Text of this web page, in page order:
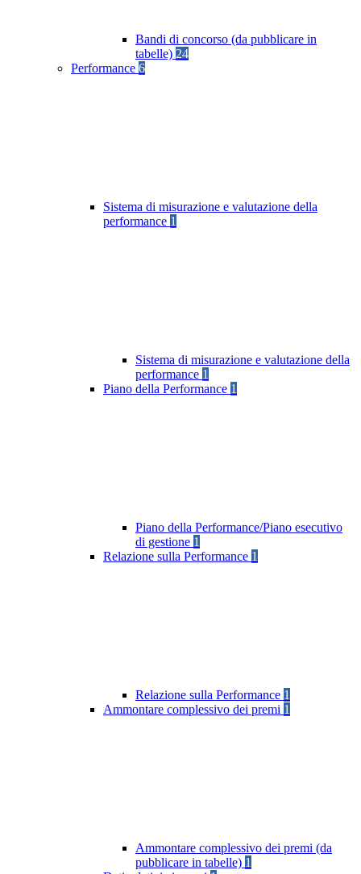
Bandi di concorso (da pubblicare in
tabelle) 24
Performance 6
Sistema di misurazione e valutazione della
performance 1
Sistema di misurazione e valutazione della
performance 1
Piano della Performance 1
Piano della Performance/Piano esecutivo
di gestione 1
Relazione sulla Performance 1
Relazione sulla Performance 1
Ammontare complessivo dei premi 1
Ammontare complessivo dei premi (da
pubblicare in tabelle) 1